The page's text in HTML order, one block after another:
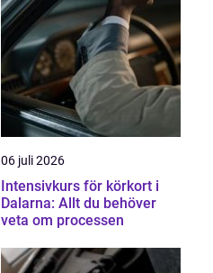
06 juli 2026
Intensivkurs för körkort i
Dalarna: Allt du behöver
veta om processen